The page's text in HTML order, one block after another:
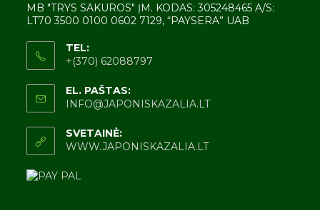
MB "TRYS SAKUROS" ĮM. KODAS: 305248465 A/S:
LT70 3500 0100 0602 7129, “PAYSERA” UAB
TEL:
+(370) 62088797
EL. PAŠTAS:
INFO@JAPONISKAZALIA.LT
SVETAINĖ:
WWW.JAPONISKAZALIA.LT